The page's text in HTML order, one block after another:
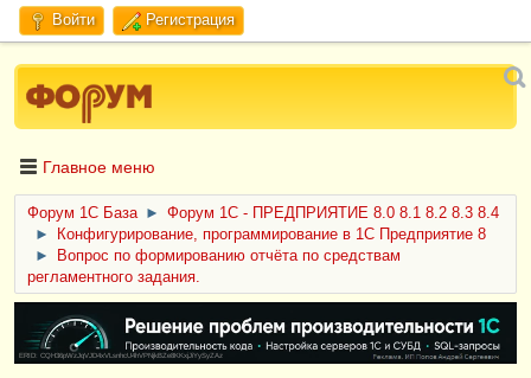
Войти Регистрация
Главное меню
Форум 1C База ►
Форум 1С - ПРЕДПРИЯТИЕ 8.0 8.1 8.2 8.3 8.4
►
Конфигурирование, программирование в 1С Предприятие 8
►
Вопрос по формированию отчёта по средствам
регламентного задания.
ERID: CQH36pWzJqVJD4xVLsnhcU4hVPNjkBZe8KKxjJiYySyZAz